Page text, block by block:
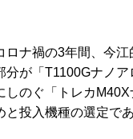
ロナ禍の3年間、今江
分が「T1100Gナノ
しのぐ「トレカ
投入機種の選定であ